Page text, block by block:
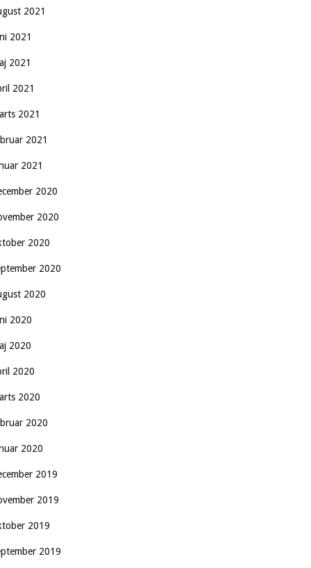
2021
2021
2021
2021
2021
2021
2021
2020
2020
2020
2020
2020
2020
2020
2020
2020
2020
2020
2019
2019
2019
2019